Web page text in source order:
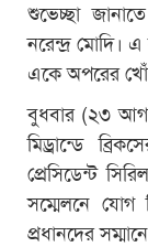
শুভেচ্ছা
নরেন্দ্র মোদি।
একে অপরের
বুধবার (২৩
মিড্রান্ডে
প্রেসিডেন্ট
সম্মেলনে যোগ
প্রধানদের